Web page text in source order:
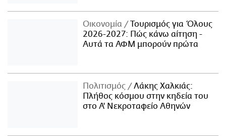
Οικονομία
Τουρισμός για Όλους
2026-2027: Πώς κάνω αίτηση -
Αυτά τα ΑΦΜ μπορούν πρώτα
Πολιτισμός
Λάκης Χαλκιάς:
Πλήθος κόσμου στην κηδεία του
στο Α' Νεκροταφείο Αθηνών